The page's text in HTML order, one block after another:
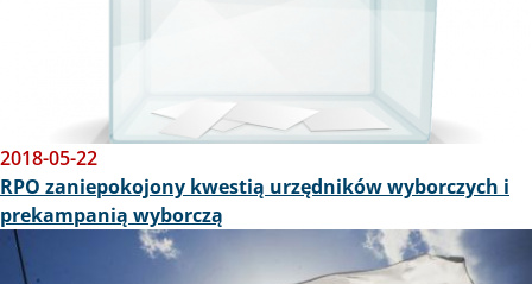
2018-05-22
RPO zaniepokojony kwestią urzędników wyborczych i
prekampanią wyborczą
Obraz